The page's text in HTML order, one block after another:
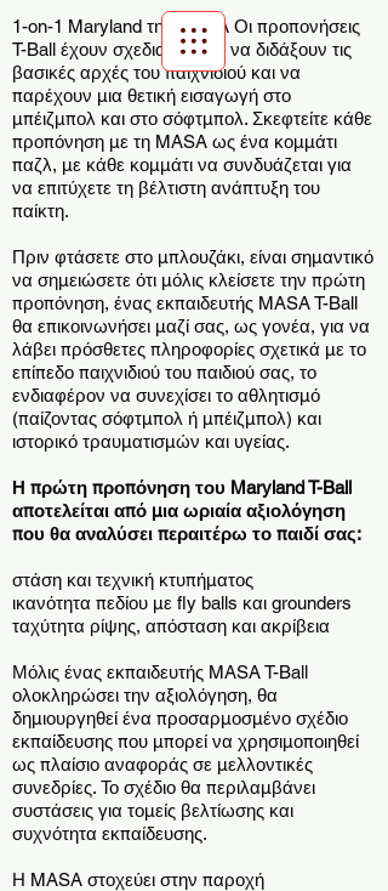
Scroll Menu
1-on-1 Maryland της MASA Οι προπονήσεις
T-Ball έχουν σχεδιαστεί για να διδάξουν τις
βασικές αρχές του παιχνιδιού και να
παρέχουν μια θετική εισαγωγή στο
μπέιζμπολ και στο σόφτμπολ. Σκεφτείτε κάθε
προπόνηση με τη MASA ως ένα κομμάτι
παζλ, με κάθε κομμάτι να συνδυάζεται για
να επιτύχετε τη βέλτιστη ανάπτυξη του
παίκτη.
Πριν φτάσετε στο μπλουζάκι, είναι σημαντικό
να σημειώσετε ότι μόλις κλείσετε την πρώτη
προπόνηση, ένας εκπαιδευτής MASA T-Ball
θα επικοινωνήσει μαζί σας, ως γονέα, για να
λάβει πρόσθετες πληροφορίες σχετικά με το
επίπεδο παιχνιδιού του παιδιού σας, το
ενδιαφέρον να συνεχίσει το αθλητισμό
(παίζοντας σόφτμπολ ή μπέιζμπολ) και
ιστορικό τραυματισμών και υγείας.
Η πρώτη προπόνηση του Maryland T-Ball
αποτελείται από μια ωριαία αξιολόγηση
που θα αναλύσει περαιτέρω το παιδί σας:
στάση και τεχνική κτυπήματος
ικανότητα πεδίου με fly balls και grounders
ταχύτητα ρίψης, απόσταση και ακρίβεια
Μόλις ένας εκπαιδευτής MASA T-Ball
ολοκληρώσει την αξιολόγηση, θα
δημιουργηθεί ένα προσαρμοσμένο σχέδιο
εκπαίδευσης που μπορεί να χρησιμοποιηθεί
ως πλαίσιο αναφοράς σε μελλοντικές
συνεδρίες. Το σχέδιο θα περιλαμβάνει
συστάσεις για τομείς βελτίωσης και
συχνότητα εκπαίδευσης.
Η MASA στοχεύει στην παροχή